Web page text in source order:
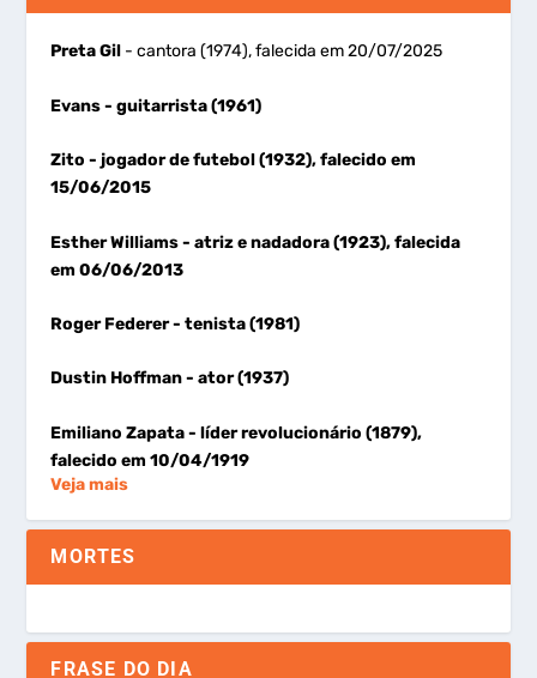
Preta Gil - cantora (1974), falecida em 20/07/2025
Evans- guitarrista (1961)
Zito- jogador de futebol (1932), falecido em
15/06/2015
Esther Williams- atriz e nadadora (1923), falecida
em 06/06/2013
Roger Federer- tenista (1981)
Dustin Hoffman- ator (1937)
Emiliano Zapata- líder revolucionário (1879),
falecido em 10/04/1919
Veja mais
MORTES
FRASE DO DIA